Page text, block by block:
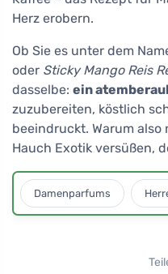
Herz erobern.
Ob Sie es unter dem
oder Sticky Mango Reis
dasselbe: ein
zuzubereiten, köstlich
beeindruckt. Warum
Hauch Exotik versüßen,
Damenparfums